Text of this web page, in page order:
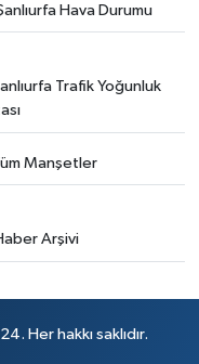
Hava Durumu
Trafik Yoğunluk
Manşetler
Arşivi
Her hakkı saklıdır.